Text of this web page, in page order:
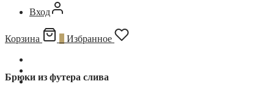
Брюки из футера слива
Вход
Корзина Избранное